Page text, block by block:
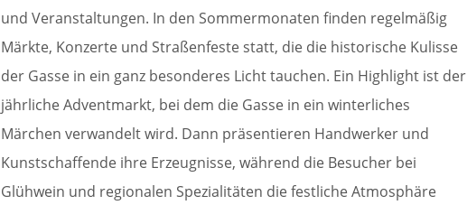
und Veranstaltungen. In den Sommermonaten finden regelmäßig
Märkte, Konzerte und Straßenfeste statt, die die historische Kulisse
der Gasse in ein ganz besonderes Licht tauchen. Ein Highlight ist der
jährliche Adventmarkt, bei dem die Gasse in ein winterliches
Märchen verwandelt wird. Dann präsentieren Handwerker und
Kunstschaffende ihre Erzeugnisse, während die Besucher bei
Glühwein und regionalen Spezialitäten die festliche Atmosphäre